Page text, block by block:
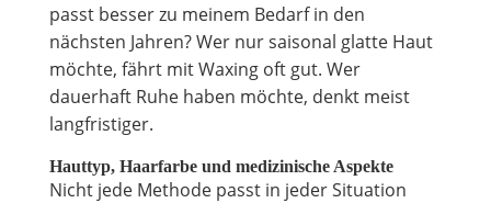
passt besser zu meinem Bedarf in den
nächsten Jahren? Wer nur saisonal glatte Haut
möchte, fährt mit Waxing oft gut. Wer
dauerhaft Ruhe haben möchte, denkt meist
langfristiger.
Hauttyp, Haarfarbe und medizinische Aspekte
Nicht jede Methode passt in jeder Situation